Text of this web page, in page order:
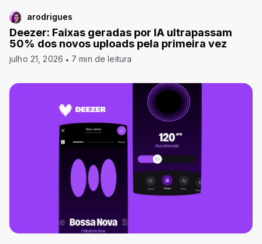
arodrigues
Deezer: Faixas geradas por IA ultrapassam
50% dos novos uploads pela primeira vez
julho 21, 2026 7 min de leitura